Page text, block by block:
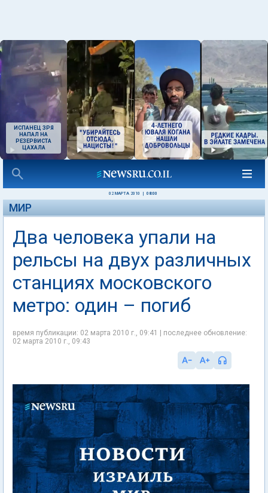
ИСПАНЕЦ ЗРЯ
НАПАЛ НА
РЕЗЕРВИСТА
ЦАХАЛА
02 МАРТА 2010 08:00
МИР
Два человека упали на
рельсы на двух различных
станциях московского
метро: один – погиб
время публикации: 02 марта 2010 г., 09:41 | последнее обновление:
02 марта 2010 г., 09:43